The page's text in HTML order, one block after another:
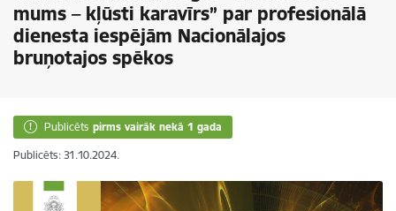
mums – kļūsti karavīrs” par profesionālā
dienesta iespējām Nacionālajos
bruņotajos spēkos
Publicēts pirms vairāk nekā 1 gada
Publicēts: 31.10.2024.